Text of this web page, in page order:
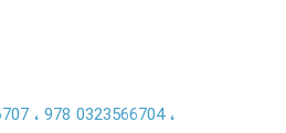
978 0323566704